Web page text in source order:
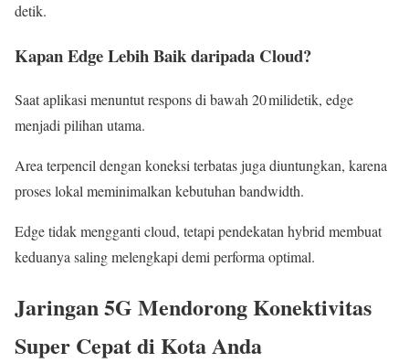
detik.
Kapan Edge Lebih Baik daripada Cloud?
Saat aplikasi menuntut respons di bawah 20 milidetik, edge
menjadi pilihan utama.
Area terpencil dengan koneksi terbatas juga diuntungkan, karena
proses lokal meminimalkan kebutuhan bandwidth.
Edge tidak mengganti cloud, tetapi pendekatan hybrid membuat
keduanya saling melengkapi demi performa optimal.
Jaringan 5G Mendorong Konektivitas
Super Cepat di Kota Anda